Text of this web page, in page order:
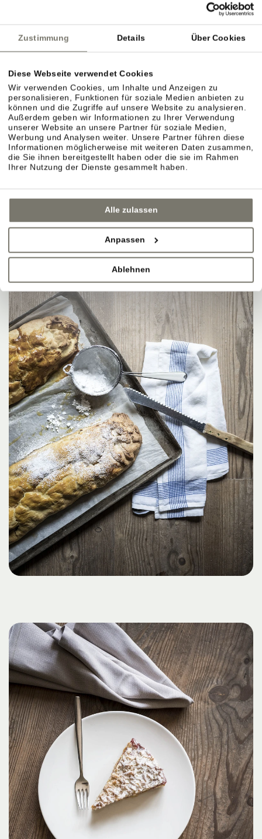
Zustimmung Details Über Cookies
Diese Webseite verwendet Cookies
Wir verwenden Cookies, um Inhalte und Anzeigen zu
personalisieren, Funktionen für soziale Medien anbieten zu
können und die Zugriffe auf unsere Website zu analysieren.
Außerdem geben wir Informationen zu Ihrer Verwendung
unserer Website an unsere Partner für soziale Medien,
Werbung und Analysen weiter. Unsere Partner führen diese
Informationen möglicherweise mit weiteren Daten zusammen,
die Sie ihnen bereitgestellt haben oder die sie im Rahmen
Ihrer Nutzung der Dienste gesammelt haben.
Alle zulassen
Anpassen
Ablehnen